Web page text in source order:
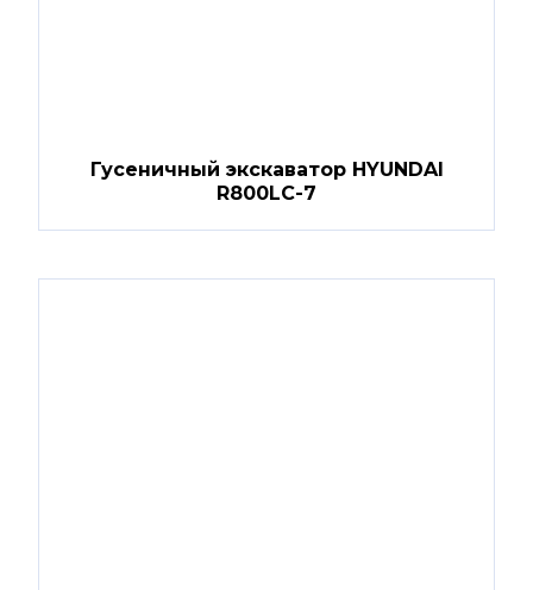
Гусеничный экскаватор HYUNDAI
R800LC-7